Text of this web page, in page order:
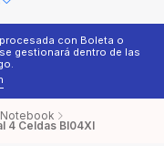
con Boleta o
gestionará dentro de las
4 Celdas Bl04Xl